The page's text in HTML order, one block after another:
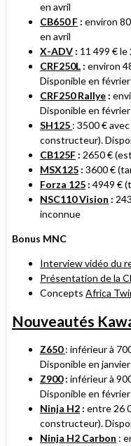
en avril
CB650 F : environ
en avril
X-ADV : 11 499 € le
CRF250L : environ
Disponible en
CRF250 Rallye :
Disponible en
SH125 : 3500 €
constructeur).
CB125F : 2650 €
MSX125 : 3600 €
Forza 125 : 4949 €
NSC110 Vision :
inconnue
Bonus MNC
Interview vidéo du
Présentation de la
Concepts Africa
Nouveautés
Z650 : inférieur à
Disponible en janvier
Z900: inférieur à
Disponible en février
Ninja H2 : entre 26
constructeur).
Ninja H2 Carbon :